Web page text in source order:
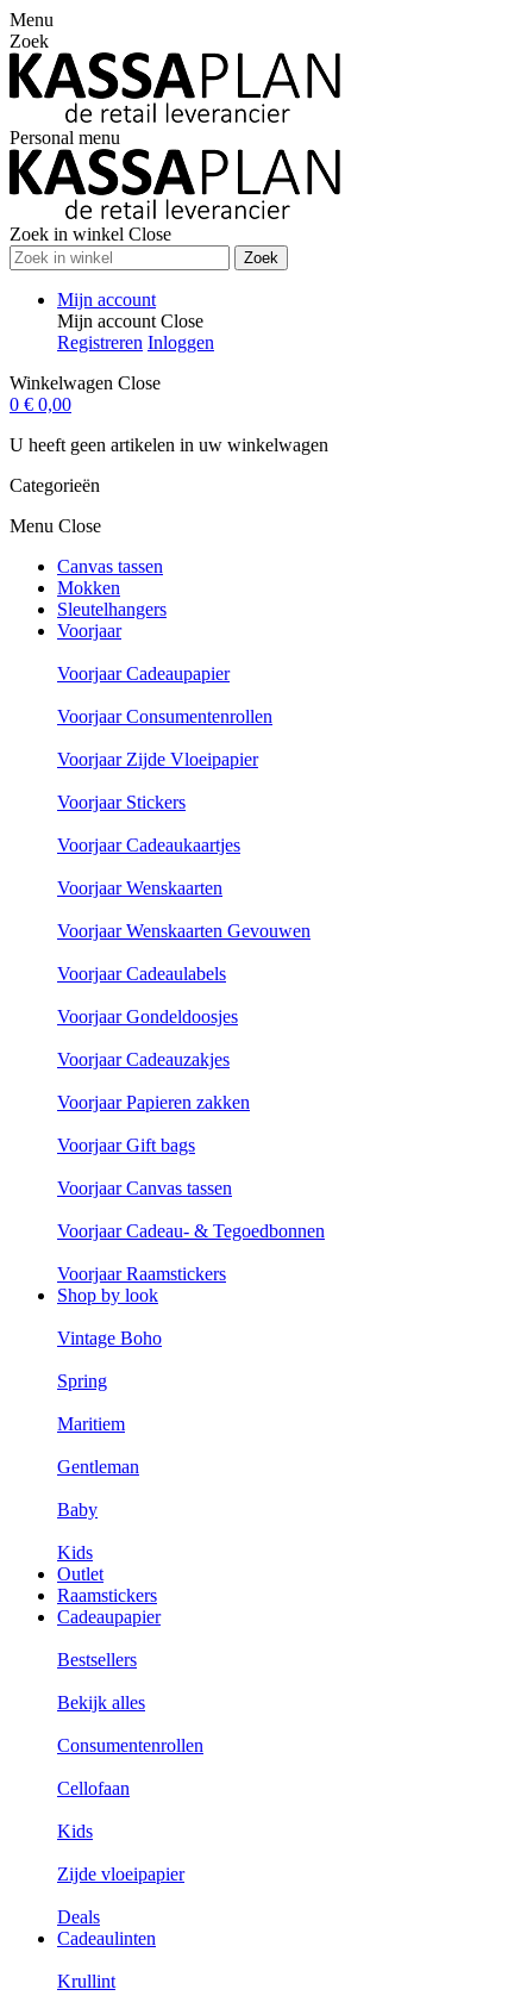
Menu
Zoek
Personal menu
Zoek in winkel Close
Zoek
Mijn account
Mijn account Close
Registreren Inloggen
Winkelwagen Close
0 € 0,00
U heeft geen artikelen in uw winkelwagen
Categorieën
Menu Close
Canvas tassen
Mokken
Sleutelhangers
Voorjaar
Voorjaar Cadeaupapier
Voorjaar Consumentenrollen
Voorjaar Zijde Vloeipapier
Voorjaar Stickers
Voorjaar Cadeaukaartjes
Voorjaar Wenskaarten
Voorjaar Wenskaarten Gevouwen
Voorjaar Cadeaulabels
Voorjaar Gondeldoosjes
Voorjaar Cadeauzakjes
Voorjaar Papieren zakken
Voorjaar Gift bags
Voorjaar Canvas tassen
Voorjaar Cadeau- & Tegoedbonnen
Voorjaar Raamstickers
Shop by look
Vintage Boho
Spring
Maritiem
Gentleman
Baby
Kids
Outlet
Raamstickers
Cadeaupapier
Bestsellers
Bekijk alles
Consumentenrollen
Cellofaan
Kids
Zijde vloeipapier
Deals
Cadeaulinten
Krullint